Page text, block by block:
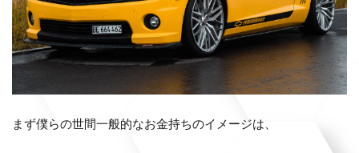
まず僕らの世間一般的なお金持ちのイメージは、